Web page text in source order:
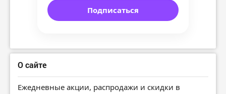
Подписаться
О сайте
Ежедневные акции, распродажи и скидки в